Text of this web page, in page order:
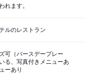
れます。
ルのレストラン
可（バースデープレー
る、写真付きメニューあ
ーあり